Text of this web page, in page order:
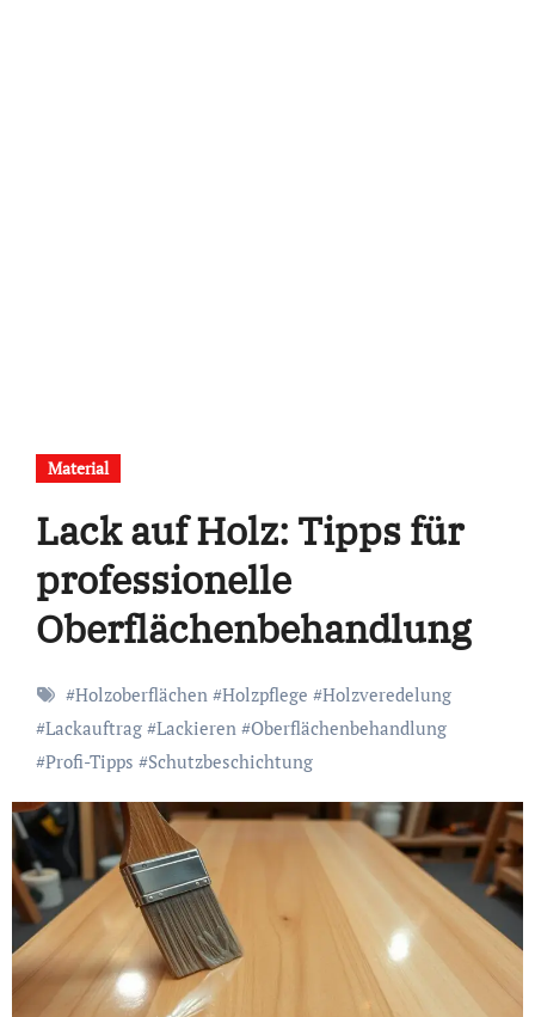
Material
Lack auf Holz: Tipps für
professionelle
Oberflächenbehandlung
#Holzoberflächen#Holzpflege #Holzveredelung
#Lackauftrag#Lackieren#Oberflächenbehandlung
#Profi-Tipps #Schutzbeschichtung